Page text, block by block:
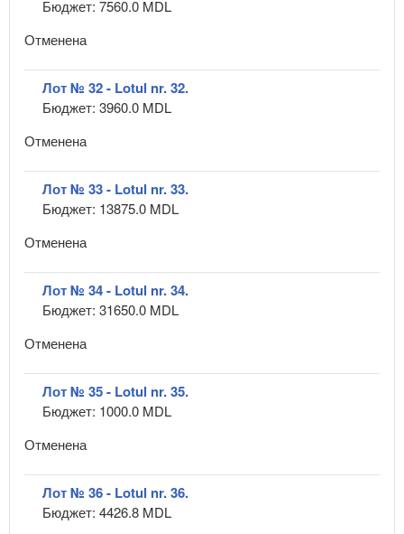
Бюджет: 7560.0 MDL
Отменена
Лот № 32 - Lotul nr. 32.
Бюджет: 3960.0 MDL
Отменена
Лот № 33 - Lotul nr. 33.
Бюджет: 13875.0 MDL
Отменена
Лот № 34 - Lotul nr. 34.
Бюджет: 31650.0 MDL
Отменена
Лот № 35 - Lotul nr. 35.
Бюджет: 1000.0 MDL
Отменена
Лот № 36 - Lotul nr. 36.
Бюджет: 4426.8 MDL